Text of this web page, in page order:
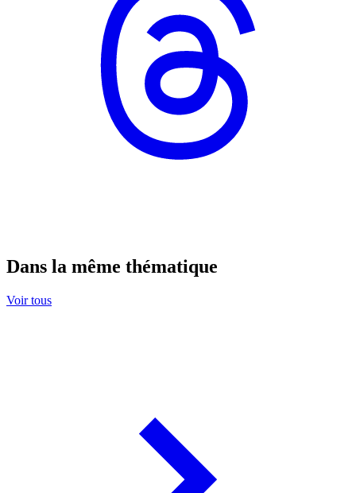
Dans la même thématique
Voir tous